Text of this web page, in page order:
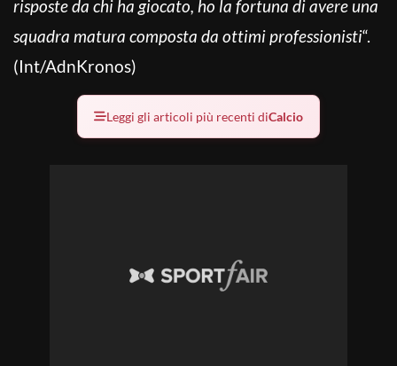
risposte da chi ha giocato, ho la fortuna di avere una
squadra matura composta da ottimi professionisti“.
(Int/AdnKronos)
Leggi gli articoli più recenti diCalcio